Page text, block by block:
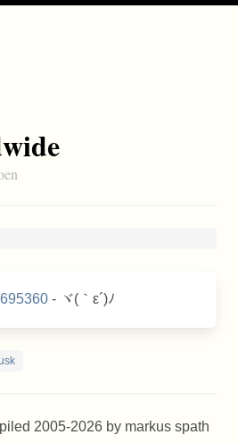
- ヾ(｀ε´)ﾉ
2005-2026 by markus spath